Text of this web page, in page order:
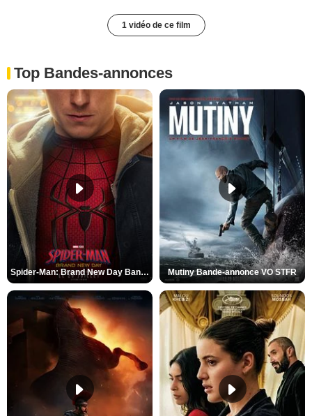
1 vidéo de ce film
Top Bandes-annonces
Spider-Man: Brand New Day Bande-annonce VO STFR Mutiny Bande-annonce VO STFR